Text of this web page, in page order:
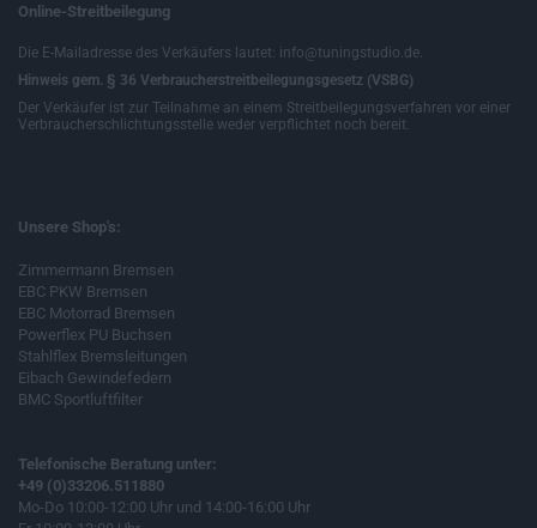
Online-Streitbeilegung
Die E-Mailadresse des Verkäufers lautet: info@tuningstudio.de.
Hinweis gem. § 36 Verbraucherstreitbeilegungsgesetz (VSBG)
Der Verkäufer ist zur Teilnahme an einem Streitbeilegungsverfahren vor einer
Verbraucherschlichtungsstelle weder verpflichtet noch bereit.
Unsere Shop's:
Zimmermann Bremsen
EBC PKW Bremsen
EBC Motorrad Bremsen
Powerflex PU Buchsen
Stahlflex Bremsleitungen
Eibach Gewindefedern
BMC Sportluftfilter
Telefonische Beratung unter:
+49 (0)33206.511880
Mo-Do 10:00-12:00 Uhr und 14:00-16:00 Uhr